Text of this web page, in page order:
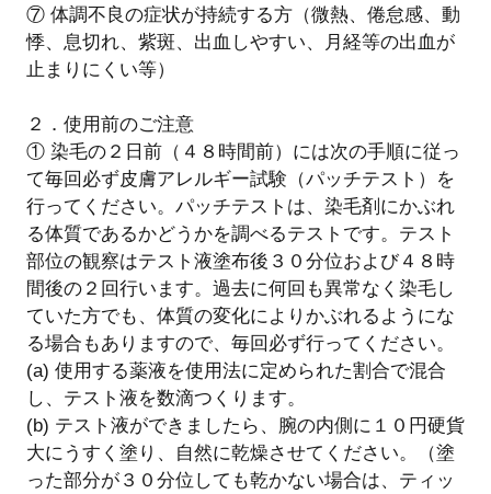
⑦ 体調不良の症状が持続する方（微熱、倦怠感、動
悸、息切れ、紫斑、出血しやすい、月経等の出血が
止まりにくい等）
２．使用前のご注意
① 染毛の２日前（４８時間前）には次の手順に従っ
て毎回必ず皮膚アレルギー試験（パッチテスト）を
行ってください。パッチテストは、染毛剤にかぶれ
る体質であるかどうかを調べるテストです。テスト
部位の観察はテスト液塗布後３０分位および４８時
間後の２回行います。過去に何回も異常なく染毛し
ていた方でも、体質の変化によりかぶれるようにな
る場合もありますので、毎回必ず行ってください。
(a) 使用する薬液を使用法に定められた割合で混合
し、テスト液を数滴つくります。
(b) テスト液ができましたら、腕の内側に１０円硬貨
大にうすく塗り、自然に乾燥させてください。（塗
った部分が３０分位しても乾かない場合は、ティッ